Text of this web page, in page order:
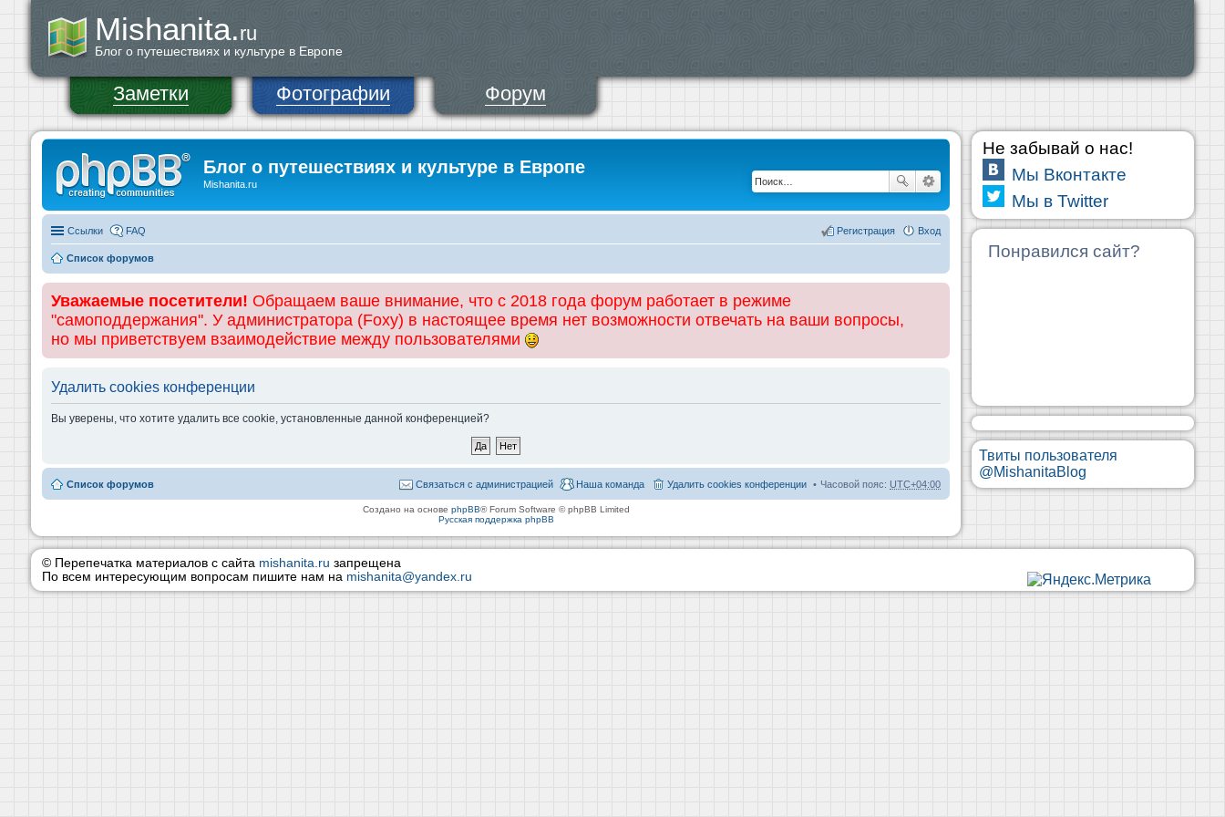
Mishanita.ru
Блог о путешествиях и культуре в Европе
Заметки Фотографии Форум
Блог о путешествиях и культуре в Европе
Mishanita.ru
Ссылки FAQ Вход
Регистрация
Список форумов
Уважаемые посетители! Обращаем ваше внимание, что с 2018 года форум работает в режиме
"самоподдержания". У администратора (Foxy) в настоящее время нет возможности отвечать на ваши вопросы,
но мы приветствуем взаимодействие между пользователями
Удалить cookies конференции
Вы уверены, что хотите удалить все cookie, установленные данной конференцией?
Список форумов Часовой пояс: UTC+04:00
Удалить cookies конференции
Наша команда
Связаться с администрацией
Создано на основе phpBB® Forum Software © phpBB Limited
Русская поддержка phpBB
Не забывай о нас!
Мы Вконтакте
Мы в Twitter
Понравился сайт?
Твиты пользователя
@MishanitaBlog
© Перепечатка материалов с сайта mishanita.ru запрещена
По всем интересующим вопросам пишите нам на mishanita@yandex.ru